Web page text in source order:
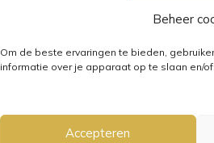
Beheer
Om de beste ervaringen te bieden,
informatie over je apparaat op te slaan en/
Accepteren